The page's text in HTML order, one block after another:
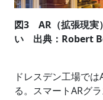
図3 AR（拡張現実
い 出典：Robert
ドレスデン工場で
る。スマートARグ